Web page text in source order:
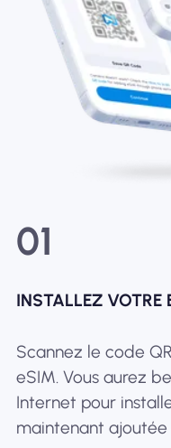
01
INSTALLEZ VOTRE
Scannez le code
eSIM. Vous aurez
Internet pour
maintenant